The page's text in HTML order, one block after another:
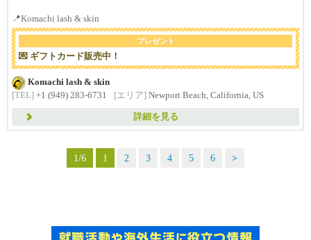
📍Komachi lash & skin
プレゼント
💌 ギフトカード販売中！
Komachi lash & skin
[TEL] +1 (949) 283-6731 [エリア] Newport Beach, California, US
詳細を見る
1/6 1 2 3 4 5 6 >